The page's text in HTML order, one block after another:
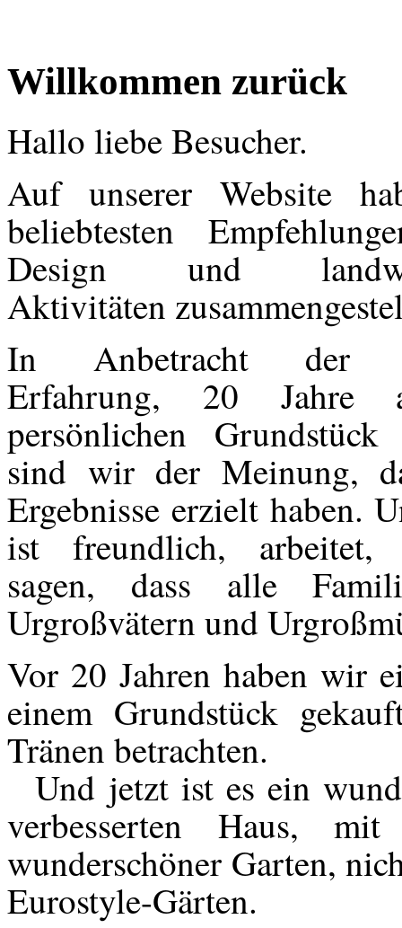
Willkommen zurück
Hallo liebe Besucher.
Auf unserer Website
beliebtesten
Design und
Aktivitäten
In Anbetracht der
Erfahrung, 20 Jahre
persönlichen
sind wir der Meinung,
Ergebnisse erzielt haben.
ist freundlich,
sagen, dass alle
Urgroßvätern und
Vor 20 Jahren haben wir
einem Grundstück
Tränen betrachten.
Und jetzt ist es ein
verbesserten Haus,
wunderschöner Garten,
Eurostyle-Gärten.